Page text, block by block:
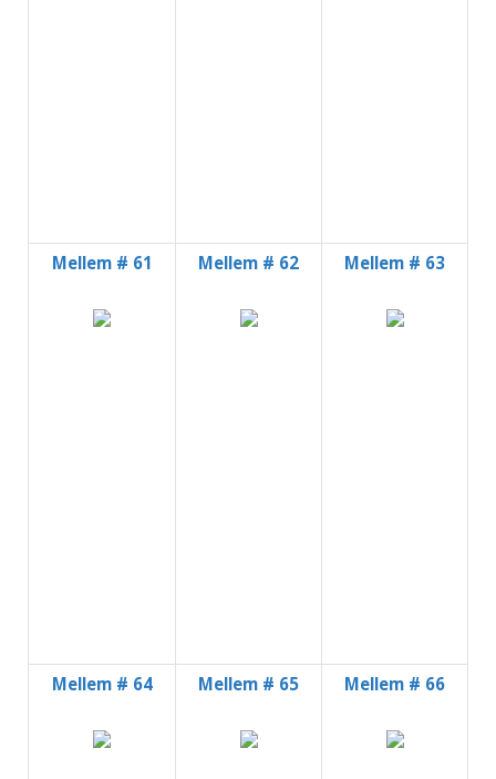
Mellem # 61 Mellem # 62 Mellem # 63
Mellem # 64 Mellem # 65 Mellem # 66